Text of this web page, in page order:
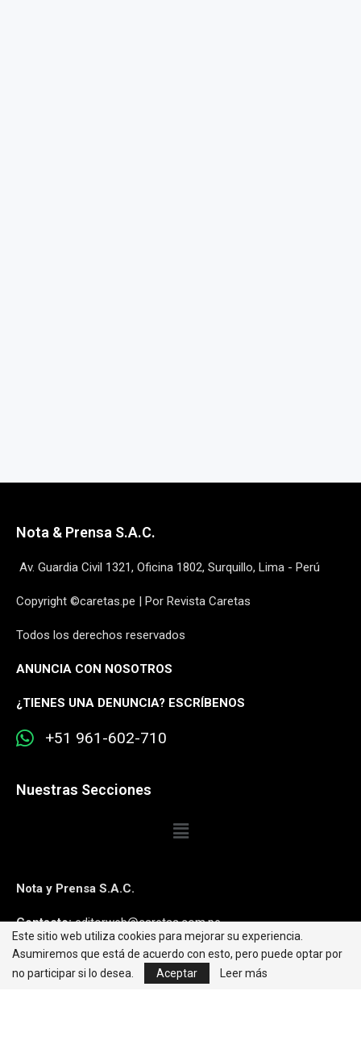
Nota & Prensa S.A.C.
Av. Guardia Civil 1321, Oficina 1802, Surquillo, Lima - Perú
Copyright ©caretas.pe | Por Revista Caretas
Todos los derechos reservados
ANUNCIA CON NOSOTROS
¿TIENES UNA DENUNCIA? ESCRÍBENOS
+51 961-602-710
Nuestras Secciones
Nota y Prensa S.A.C.
Contacto:editorweb@caretas.com.pe
Síguenos:
Este sitio web utiliza cookies para mejorar su experiencia.
Asumiremos que está de acuerdo con esto, pero puede optar por
no participar si lo desea.
Aceptar Leer más